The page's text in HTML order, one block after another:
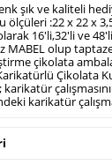
şık ve kaliteli
ölçüleri :22 x 22 x
16'li,32'li ve
MABEL olup
çikolata
Çikolata
karikatür